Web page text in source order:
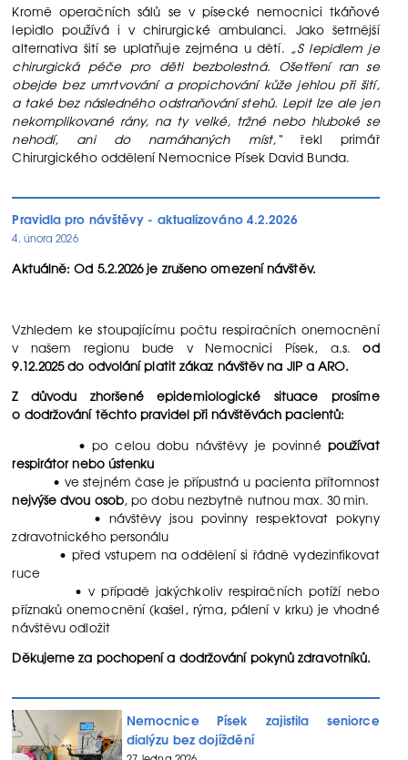
Kromě operačních sálů se v písecké nemocnici tkáňové
lepidlo používá i v chirurgické ambulanci. Jako šetrnější
alternativa šití se uplatňuje zejména u dětí. „S lepidlem je
chirurgická péče pro děti bezbolestná. Ošetření ran se
obejde bez umrtvování a propichování kůže jehlou při šití,
a také bez následného odstraňování stehů. Lepit lze ale jen
nekomplikované rány, na ty velké, tržné nebo hluboké se
nehodí, ani do namáhaných míst,“řekl primář
Chirurgického oddělení Nemocnice Písek David Bunda.
Pravidla pro návštěvy - aktualizováno 4.2.2026
4. února 2026
Aktuálně: Od 5.2.2026 je zrušeno omezení návštěv.
Vzhledem ke stoupajícímu počtu respiračních onemocnění
v našem regionu bude v Nemocnici Písek, a.s. od
9.12.2025 do odvolání platit zákaz návštěv na JIP a ARO.
Z důvodu zhoršené epidemiologické situace prosíme
o dodržování těchto pravidel při návštěvách pacientů:
• po celou dobu návštěvy je povinné používat
respirátor nebo ústenku
• ve stejném čase je přípustná u pacienta přítomnost
nejvýše dvou osob, po dobu nezbytně nutnou max. 30 min.
• návštěvy jsou povinny respektovat pokyny
zdravotnického personálu
• před vstupem na oddělení si řádně vydezinfikovat
ruce
• v případě jakýchkoliv respiračních potíží nebo
příznaků onemocnění (kašel, rýma, pálení v krku) je vhodné
návštěvu odložit
Děkujeme za pochopení a dodržování pokynů zdravotníků.
Nemocnice Písek zajistila seniorce
dialýzu bez dojíždění